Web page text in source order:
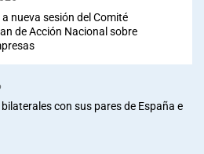
nueva sesión del Comité
de Acción Nacional sobre
con sus pares de España e